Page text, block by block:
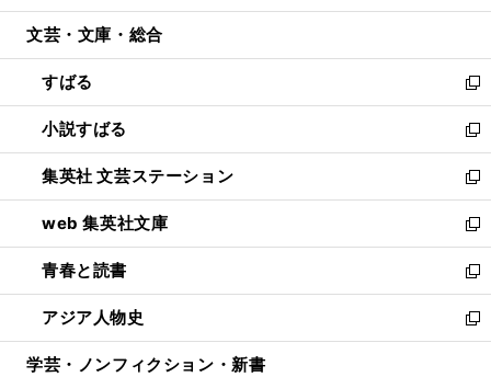
開
ウ
開
く
ン
ウ
で
開
く
ウ
ン
ド
ウ
で
開
く
文芸・文庫・総合
すばる
新
し
い
ウ
ィ
ン
ド
ウ
で
開
く
小説すばる
新
し
い
ウ
ィ
ン
ド
ウ
で
開
集英社 文芸ステーション
新
し
い
ウ
ィ
ン
ド
ウ
web 集英社文庫
新
し
い
ウ
ィ
ン
青春と読書
新
し
い
ウ
アジア人物史
新
し
学芸・ノンフィクション・新書